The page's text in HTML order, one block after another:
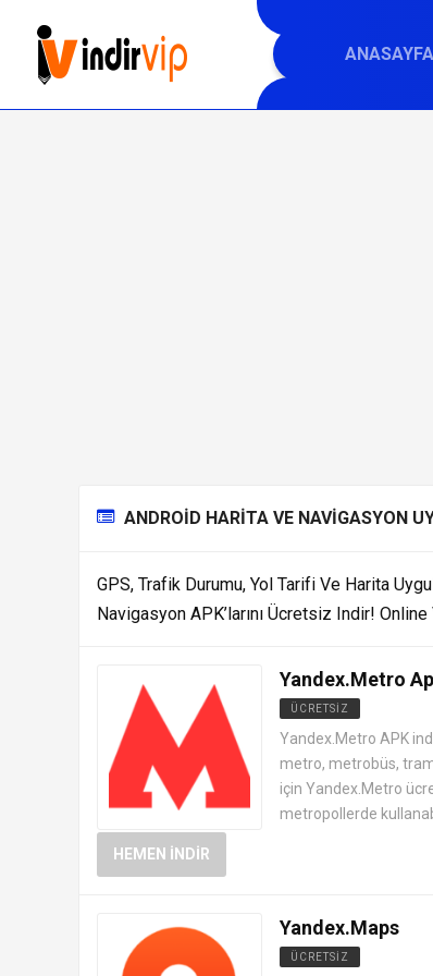
ANASAYFA
ANDROID HARITA VE NAVIGASYON
GPS, Trafik Durumu, Yol Tarifi Ve Harita
Navigasyon APK’larını Ücretsiz Indir!
Yandex.Metro
ÜCRETSIZ
ANDROID HARITA VE
Yandex.Metro APK
metro, metrobüs,
için Yandex.Metro
metropollerde
HEMEN İNDIR
Yandex.Maps
ÜCRETSIZ